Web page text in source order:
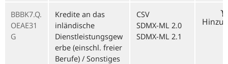
BBBK7.Q.
OEAE31
G
Kredite an das
inländische
Dienstleistungsgew
erbe (einschl. freier
Berufe) / Sonstiges
CSV
SDMX-ML 2.0
SDMX-ML 2.1